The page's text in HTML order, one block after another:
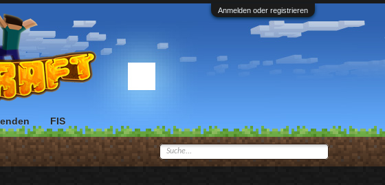
Anmelden oder registrieren
FIS